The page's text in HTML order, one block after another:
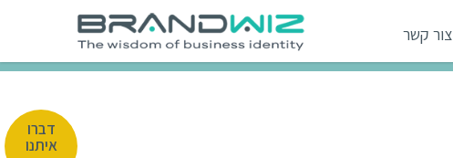
צור קשר
דברו
איתנו